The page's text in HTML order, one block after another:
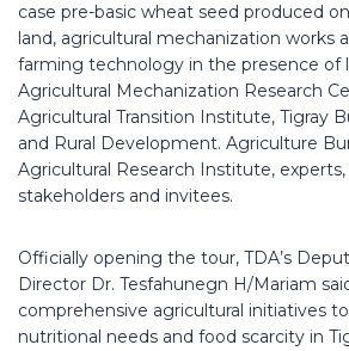
case pre-basic wheat seed produced
land, agricultural mechanization works
farming technology in the presence of
Agricultural Mechanization Research
Agricultural Transition Institute, Tigray
and Rural Development. Agriculture
Agricultural Research Institute,
stakeholders and invitees.
Officially opening the tour, TDA’s
Director Dr. Tesfahunegn H/Mariam
comprehensive agricultural initiatives
nutritional needs and food scarcity in